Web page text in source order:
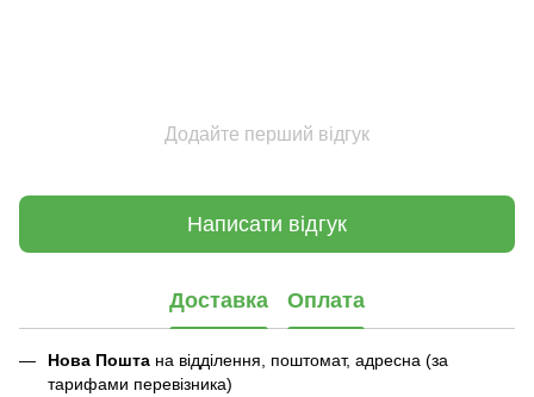
Додайте перший відгук
Написати відгук
Доставка Оплата
Нова Пошта на відділення, поштомат, адресна (за
тарифами перевізника)